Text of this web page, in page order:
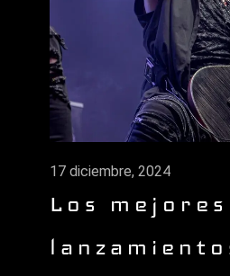
17 diciembre, 2024
Los mejores